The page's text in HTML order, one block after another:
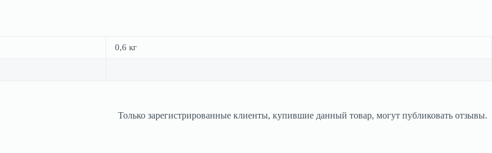
0,6 кг
Только зарегистрированные клиенты, купившие данный товар, могут публиковать отзывы.